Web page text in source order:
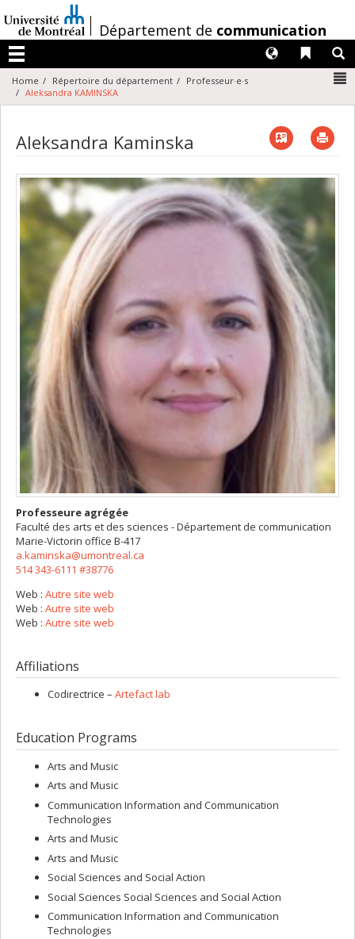
au
contenu
/Département de communication
Menu
Liens
Langues
Home Répertoire du département
Professeur·e·s
Aleksandra KAMINSKA
Aleksandra Kaminska Vcard
Professeure agrégée
Faculté des arts et des sciences - Département de communication
Marie-Victorin office B-417
a.kaminska@umontreal.ca
514 343-6111 #38776
Web : Autre site web
Web : Autre site web
Web : Autre site web
Affiliations
Codirectrice – Artefact lab
Education Programs
Arts and Music
Arts and Music
Communication Information and Communication
Technologies
Arts and Music
Arts and Music
Social Sciences and Social Action
Social Sciences Social Sciences and Social Action
Communication Information and Communication
Technologies